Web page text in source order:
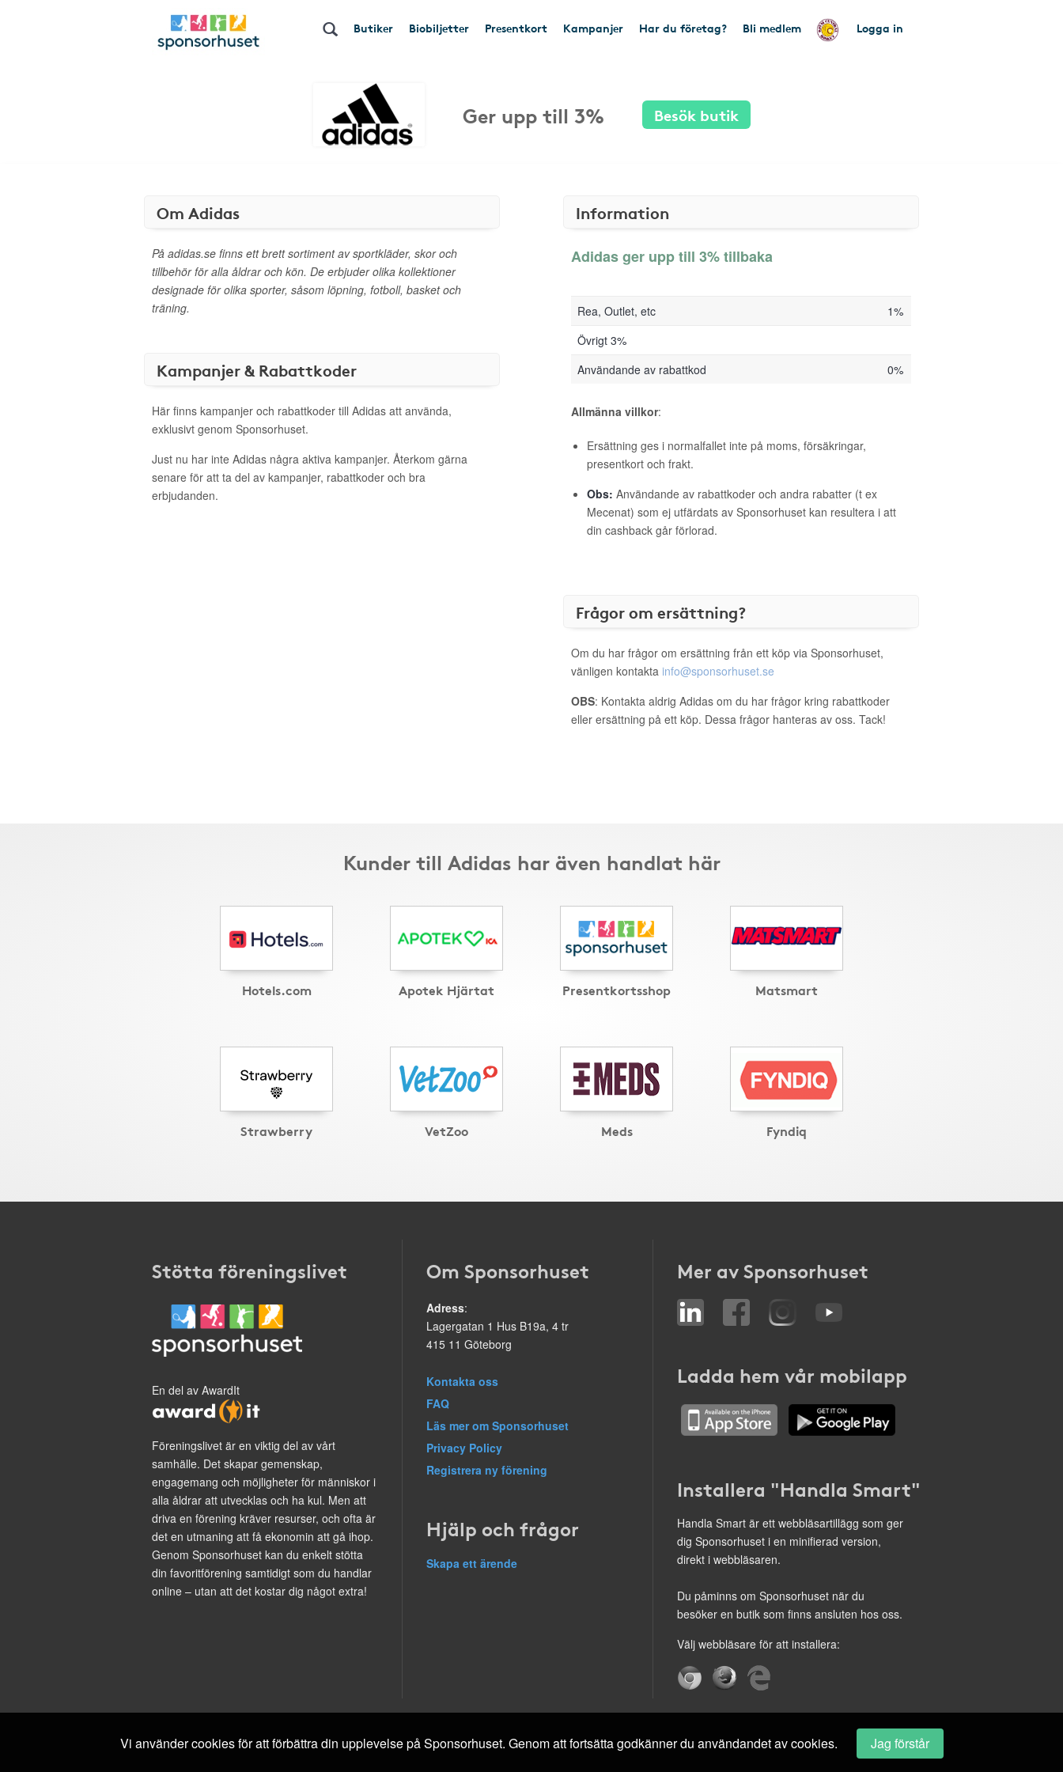
Butiker Biobiljetter Presentkort Kampanjer Har du företag? Bli medlem Logga in
Ger upp till 3% Besök butik
Om Adidas
På adidas.se finns ett brett sortiment av sportkläder, skor och
tillbehör för alla åldrar och kön. De erbjuder olika kollektioner
designade för olika sporter, såsom löpning, fotboll, basket och
träning.
Kampanjer & Rabattkoder
Här finns kampanjer och rabattkoder till Adidas att använda,
exklusivt genom Sponsorhuset.
Just nu har inte Adidas några aktiva kampanjer. Återkom gärna
senare för att ta del av kampanjer, rabattkoder och bra
erbjudanden.
Information
Adidas ger upp till 3% tillbaka
Rea, Outlet, etc
1%
Övrigt 3%
Användande av rabattkod
0%
Allmänna villkor:
Ersättning ges i normalfallet inte på moms, försäkringar,
presentkort och frakt.
Obs: Användande av rabattkoder och andra rabatter (t ex
Mecenat) som ej utfärdats av Sponsorhuset kan resultera i att
din cashback går förlorad.
Frågor om ersättning?
Om du har frågor om ersättning från ett köp via Sponsorhuset,
vänligen kontakta info@sponsorhuset.se
OBS: Kontakta aldrig Adidas om du har frågor kring rabattkoder
eller ersättning på ett köp. Dessa frågor hanteras av oss. Tack!
Kunder till Adidas har även handlat här
Hotels.com Apotek Hjärtat Presentkortsshop Matsmart
Strawberry VetZoo Meds Fyndiq
Stötta föreningslivet
En del av AwardIt
Föreningslivet är en viktig del av vårt
samhälle. Det skapar gemenskap,
engagemang och möjligheter för människor i
alla åldrar att utvecklas och ha kul. Men att
driva en förening kräver resurser, och ofta är
det en utmaning att få ekonomin att gå ihop.
Genom Sponsorhuset kan du enkelt stötta
din favoritförening samtidigt som du handlar
online – utan att det kostar dig något extra!
Om Sponsorhuset
Adress:
Lagergatan 1 Hus B19a, 4 tr
415 11 Göteborg
Kontakta oss
FAQ
Läs mer om Sponsorhuset
Privacy Policy
Registrera ny förening
Hjälp och frågor
Skapa ett ärende
Mer av Sponsorhuset
Ladda hem vår mobilapp
Installera "Handla Smart"
Handla Smart är ett webbläsartillägg som ger
dig Sponsorhuset i en minifierad version,
direkt i webbläsaren.
Du påminns om Sponsorhuset när du
besöker en butik som finns ansluten hos oss.
Välj webbläsare för att installera:
Vi använder cookies för att förbättra din upplevelse på Sponsorhuset. Genom att fortsätta godkänner du användandet av cookies. Jag förstår